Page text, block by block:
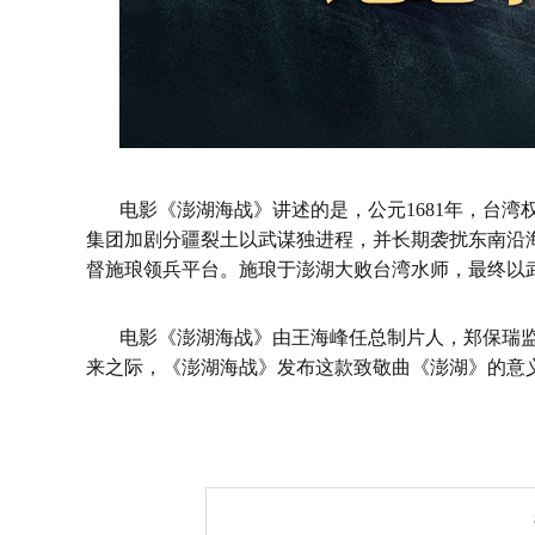
电影《澎湖海战》讲述的是，公元1681年，台湾
集团 加剧分疆裂土以武谋独进程，并长期袭扰东南
督施琅领兵平台。施琅于澎湖大败台湾水师，最终
电影《澎湖海战》由王海峰任总制片人，郑保瑞
来之际，《澎湖海战》发布这款致敬曲《澎湖》 的意